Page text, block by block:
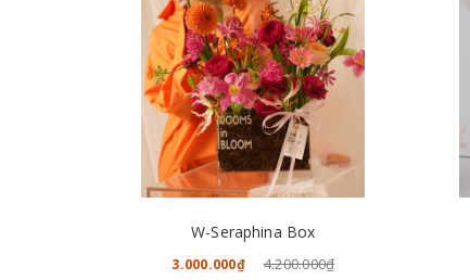
W-Seraphina Box
3.000.000₫ 4.200.000₫